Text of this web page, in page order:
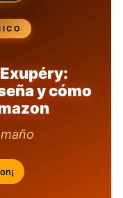
y cómo